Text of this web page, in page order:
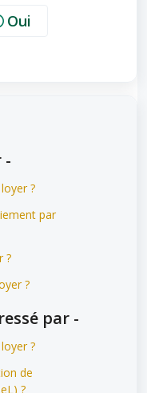
Oui
-
?
par
?
?
par -
?
de
?